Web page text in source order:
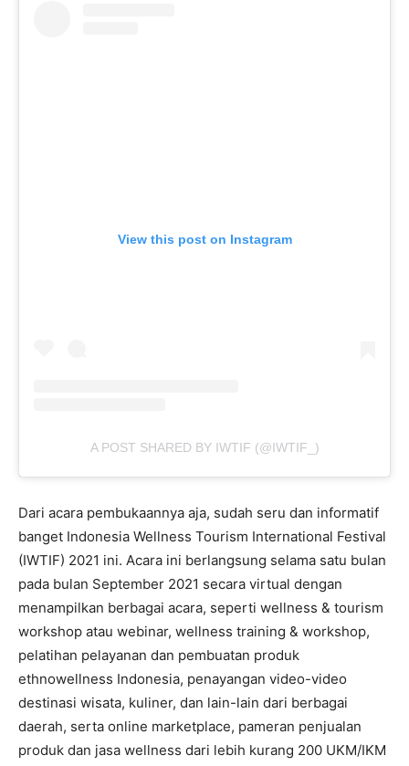
View this post on Instagram
A POST SHARED BY IWTIF (@IWTIF_)
Dari acara pembukaannya aja, sudah seru dan informatif
banget Indonesia Wellness Tourism International Festival
(IWTIF) 2021 ini. Acara ini berlangsung selama satu bulan
pada bulan September 2021 secara virtual dengan
menampilkan berbagai acara, seperti wellness & tourism
workshop atau webinar, wellness training & workshop,
pelatihan pelayanan dan pembuatan produk
ethnowellness Indonesia, penayangan video-video
destinasi wisata, kuliner, dan lain-lain dari berbagai
daerah, serta online marketplace, pameran penjualan
produk dan jasa wellness dari lebih kurang 200 UKM/IKM